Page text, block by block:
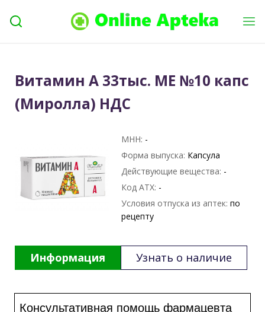
Витамин А 33тыс. МЕ №10 капс
(Миролла) НДС
МНН: -
Форма выпуска: Капсула
Действующие вещества: -
Код АТХ: -
Условия отпуска из аптек: по
рецепту
Информация Узнать о наличие
Консультативная помощь фармацевта